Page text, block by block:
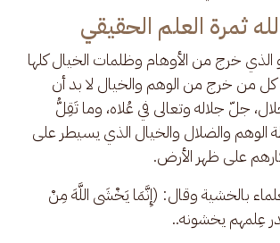
ثمرة العلم الحقيقي
خرج من الأوهام وظلمات الخيال كلها
كل من خرج من الوهم والخيال لا بد أن
جلّ جلاله وتعالى في عُلاه، وما تَقِلُّ
الوهم والضلال والخيال الذي يسيطر على
على ظهر الأرض.
بالخشية وقال: (إِنَّمَا يَخْشَى اللَّهَ مِنْ
عِلمهم يخشونه..